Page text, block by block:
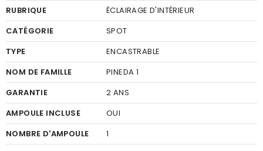
RUBRIQUE
ÉCLAIRAGE D'INTÉRIEUR
CATÉGORIE
SPOT
TYPE
ENCASTRABLE
NOM DE FAMILLE
PINEDA 1
GARANTIE
2 ANS
AMPOULE INCLUSE
OUI
NOMBRE D'AMPOULE
1